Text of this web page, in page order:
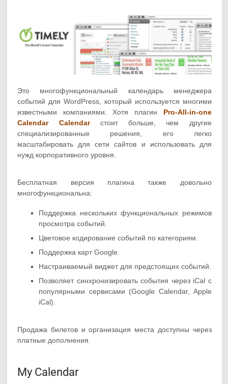
Это многофункциональный календарь менеджера
событий для WordPress, который используется многими
известными компаниями. Хотя плагин Pro-All-in-one
Calendar Calendarстоит больше, чем другие
специализированные решения, его легко
масштабировать для сети сайтов и использовать для
нужд корпоративного уровня.
Бесплатная версия плагина также довольно
многофункциональна:
Поддержка нескольких функциональных режимов
просмотра событий.
Цветовое кодирование событий по категориям.
Поддержка карт Google.
Настраиваемый виджет для предстоящих событий.
Позволяет синхронизировать события через iCal с
популярными сервисами (Google Calendar, Apple
iCal).
Продажа билетов и организация места доступны через
платные дополнения.
My Calendar